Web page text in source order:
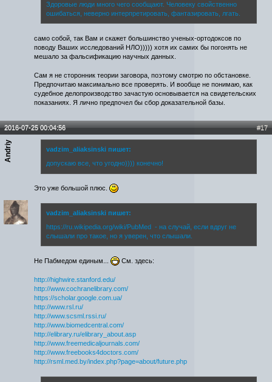
Здоровые люди много чего сообщают. Человеку свойственно
ошибаться, неверно интерпретировать, фантазировать, лгать.
само собой, так Вам и скажет большинство ученых-ортодоксов по
поводу Ваших исследований НЛО))))) хотя их самих бы погонять не
мешало за фальсификацию научных данных.
Сам я не сторонник теории заговора, поэтому смотрю по обстановке.
Предпочитаю максимально все проверять. И вообще не понимаю, как
судебное делопроизводство зачастую основывается на свидетельских
показаниях. Я лично предпочел бы сбор доказательной базы.
#17
2016-07-25 00:04:56
Andriy
vadzim_aliaksinski пишет:
допускаю все, что угодно)))) конечно!
Это уже большой плюс.
vadzim_aliaksinski пишет:
https://ru.wikipedia.org/wiki/PubMed - на случай, если вдруг не
слышали про такое, но я уверен, что слышали.
Не Пабмедом единым... См. здесь:
http://highwire.stanford.edu/
http://www.cochranelibrary.com/
https://scholar.google.com.ua/
http://www.rsl.ru/
http://www.scsml.rssi.ru/
http://www.biomedcentral.com/
http://elibrary.ru/elibrary_about.asp
http://www.freemedicaljournals.com/
http://www.freebooks4doctors.com/
http://rsml.med.by/index.php?page=about/future.php